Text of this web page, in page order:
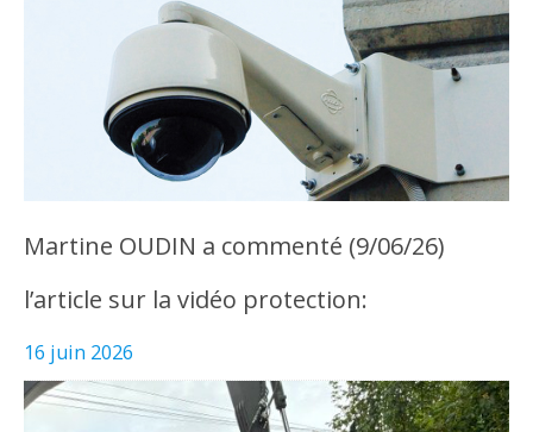
Martine OUDIN a commenté (9/06/26)
l’article sur la vidéo protection:
16 juin 2026